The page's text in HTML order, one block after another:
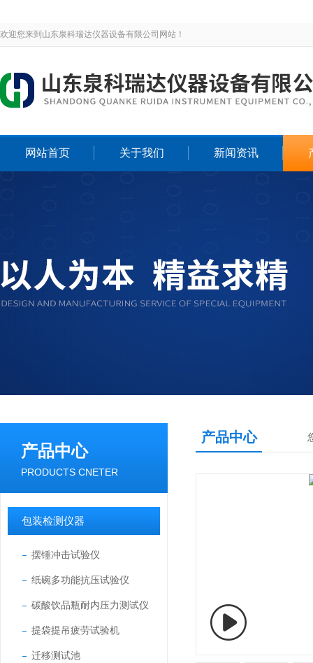
欢迎您来到山东泉科瑞达仪器设备有限公司网站！
网站首页 关于我们 新闻资讯
产品中心
PRODUCTS CNETER
包装检测仪器
摆锤冲击试验仪
纸碗多功能抗压试验仪
碳酸饮品瓶耐内压力测试仪
提袋提吊疲劳试验机
迁移测试池
产品中心